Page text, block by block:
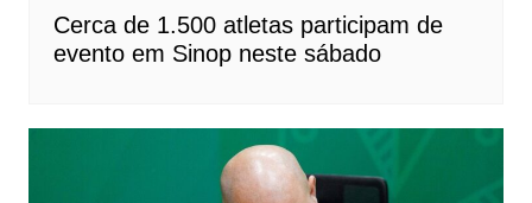
Cerca de 1.500 atletas participam de
evento em Sinop neste sábado